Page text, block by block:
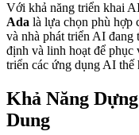
Với khả năng triển khai
Ada là lựa chọn phù hợp
và nhà phát triển AI đang
định và linh hoạt để phục
triển các ứng dụng AI thế
Khả Năng
Dung